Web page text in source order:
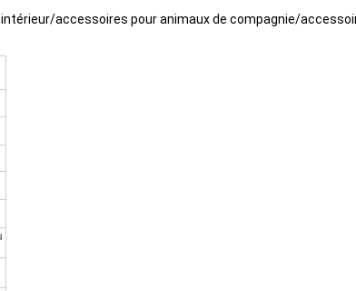
accessoires pour animaux de compagnie/